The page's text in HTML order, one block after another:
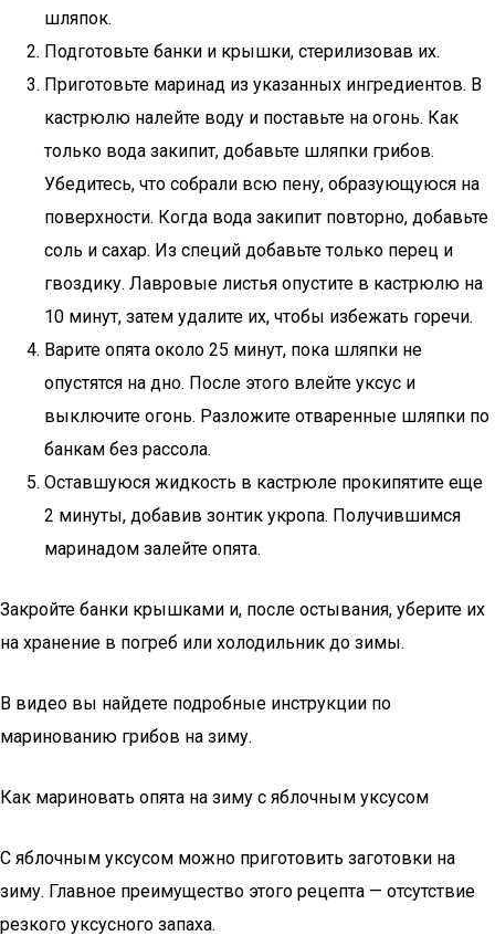
шляпок.
Подготовьте банки и крышки, стерилизовав их.
Приготовьте маринад из указанных ингредиентов. В
кастрюлю налейте воду и поставьте на огонь. Как
только вода закипит, добавьте шляпки грибов.
Убедитесь, что собрали всю пену, образующуюся на
поверхности. Когда вода закипит повторно, добавьте
соль и сахар. Из специй добавьте только перец и
гвоздику. Лавровые листья опустите в кастрюлю на
10 минут, затем удалите их, чтобы избежать горечи.
Варите опята около 25 минут, пока шляпки не
опустятся на дно. После этого влейте уксус и
выключите огонь. Разложите отваренные шляпки по
банкам без рассола.
Оставшуюся жидкость в кастрюле прокипятите еще
2 минуты, добавив зонтик укропа. Получившимся
маринадом залейте опята.
Закройте банки крышками и, после остывания, уберите их
на хранение в погреб или холодильник до зимы.
В видео вы найдете подробные инструкции по
маринованию грибов на зиму.
Как мариновать опята на зиму с яблочным уксусом
С яблочным уксусом можно приготовить заготовки на
зиму. Главное преимущество этого рецепта — отсутствие
резкого уксусного запаха.